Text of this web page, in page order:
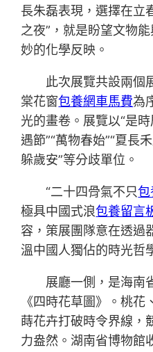
長朱磊表現，選擇在立
之夜”，就是盼望文物
妙的化學反映。
此次展覽共設兩個
棠花窗包養網車馬費為
光的畫卷。展覽以“是
遇節”“萬物春始”“夏長
躲歲安”等分歧單位。
“二十四骨氣不只包
極具中國式浪包養留言
容，策展團隊意在透過
溫中國人獨佔的時光哲
展廳一側，是海南
《四時花草圖》。桃
蒔花卉打破時令界線，
力盎然。湖南省博物館